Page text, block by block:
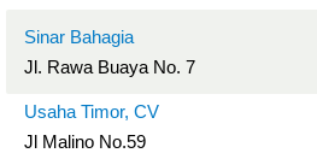
Sinar Bahagia
Jl. Rawa Buaya No. 7
Usaha Timor, CV
Jl Malino No.59